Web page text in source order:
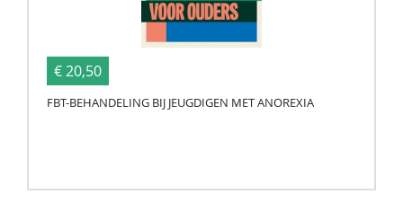
€ 20,50
FBT-BEHANDELING BIJ JEUGDIGEN MET ANOREXIA